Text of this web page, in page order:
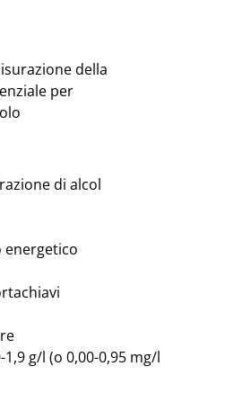
della
per
di alcol
g/l (o 0,00-0,95 mg/l